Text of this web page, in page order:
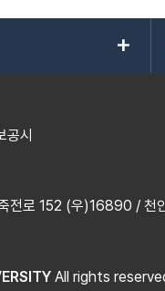
add
공시
전로 152 (우)16890 / 천
All rights